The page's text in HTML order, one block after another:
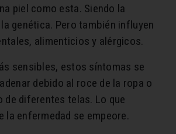
piel como esta. Siendo la
genética. Pero también influyen
alimenticios y alérgicos.
sensibles, estos síntomas se
debido al roce de la ropa o
de diferentes telas. Lo que
la enfermedad se empeore.